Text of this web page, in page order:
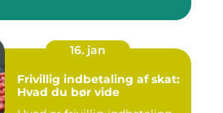
16. jan
Frivillig indbetaling af skat:
Hvad du bør vide